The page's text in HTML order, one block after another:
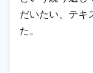
だいたい、テキ
た。